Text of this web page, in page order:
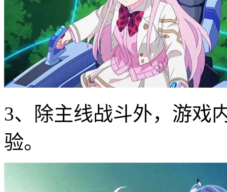
3、除主线战斗外，游戏
验。